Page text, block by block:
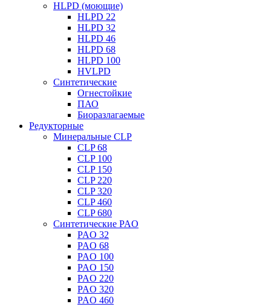
HLPD (моющие)
HLPD 22
HLPD 32
HLPD 46
HLPD 68
HLPD 100
HVLPD
Синтетические
Огнестойкие
ПАО
Биоразлагаемые
Редукторные
Минеральные CLP
CLP 68
CLP 100
CLP 150
CLP 220
CLP 320
CLP 460
CLP 680
Синтетические PAO
PAO 32
PAO 68
PAO 100
PAO 150
PAO 220
PAO 320
PAO 460